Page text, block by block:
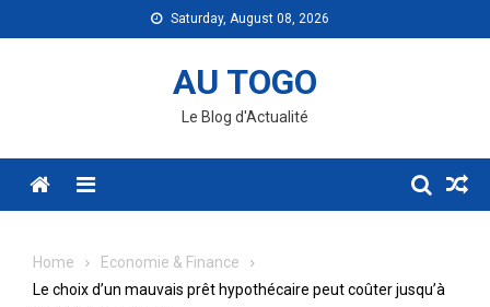
to
Saturday, August 08, 2026
AU TOGO
Le Blog d'Actualité
Menu
Home
Economie & Finance
Le choix d’un mauvais prêt hypothécaire peut coûter jusqu’à